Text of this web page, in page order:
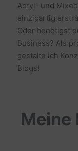
Acryl- und
einzigartig
Oder benötigst
Business? Als
gestalte ich
Blogs!
Meine